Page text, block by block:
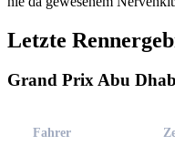
Letzte
Grand Prix Abu
Fahrer